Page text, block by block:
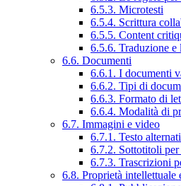
6.5.3. Microtesti
6.5.4. Scrittura
6.5.5. Content
6.5.6. Traduzione e
6.6. Documenti
6.6.1. I documenti
6.6.2. Tipi di
6.6.3. Formato di
6.6.4. Modalità di
6.7. Immagini e video
6.7.1. Testo
6.7.2. Sottotitoli
6.7.3. Trascrizioni
6.8. Proprietà intellettuale